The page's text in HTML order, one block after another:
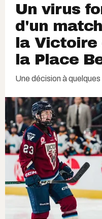
Un virus
d'un
la Victoire
la Place
Une décision à